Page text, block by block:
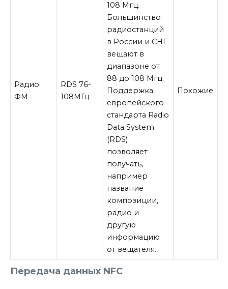
Передача данных NFC
Радио
ФМ
RDS 76-
108МГц
108 Мгц.
Большинство
радиостанций
в России и СНГ
вещают в
диапазоне от
88 до 108 Мгц.
Поддержка
европейского
стандарта Radio
Data System
(RDS)
позволяет
получать,
например
название
композиции,
радио и
другую
информацию
от вещателя.
Похожие